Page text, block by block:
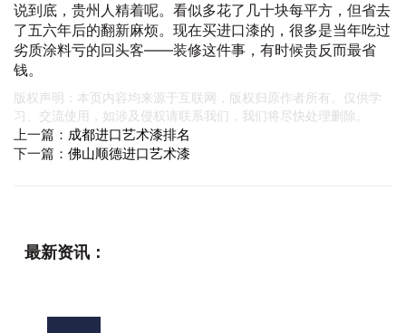
说到底，贵州人精着呢。看似多花了几十块每平方，但省去
了五六年后的翻新麻烦。现在买进口漆的，很多是当年吃过
劣质涂料亏的回头客——装修这件事，有时候贵反而最省
钱。
版权声明：本页内容均来源于互联网，版权归原作者所有。仅供学
习、交流使用，如涉及侵权请联系我们，我们将尽快处理删除。
上一篇： 成都进口艺术漆排名
下一篇： 佛山顺德进口艺术漆
最新资讯：